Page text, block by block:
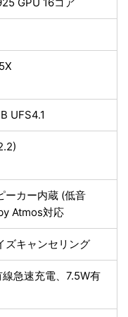
GPU 16コア
UFS4.1
ーカー内蔵 (低音
Atmos対応
ズキャンセリング
急速充電、7.5W有